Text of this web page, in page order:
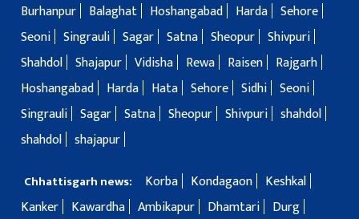
Burhanpur
Balaghat Hoshangabad Harda Sehore
Seoni Singrauli Sagar Satna Sheopur Shivpuri
Shahdol Shajapur Vidisha Rewa Raisen
Rajgarh
Hoshangabad
Harda Hata Sehore Sidhi Seoni
Singrauli Sagar Satna Sheopur Shivpuri shahdol
shahdol shajapur
Chhattisgarh news: Korba Kondagaon
Keshkal
Kanker
Kawardha Ambikapur Dhamtari
Durg